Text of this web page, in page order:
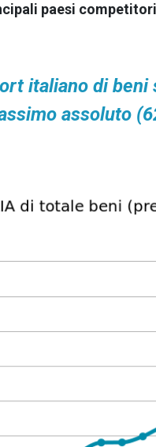
paesi
italiano di beni
assoluto